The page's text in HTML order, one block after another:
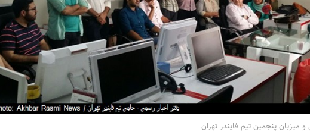
میزبان پنجمین تیم فایندر تهران